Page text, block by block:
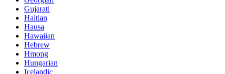
Gujarati
Haitian
Hausa
Hawaiian
Hebrew
Hmong
Hungarian
Icelandic